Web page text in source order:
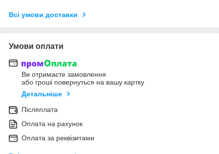
Всі умови доставки
Умови оплати
Ви отримаєте замовлення
або гроші повернуться на вашу картку
Детальніше
Післяплата
Оплата на рахунок
Оплата за реквізитами